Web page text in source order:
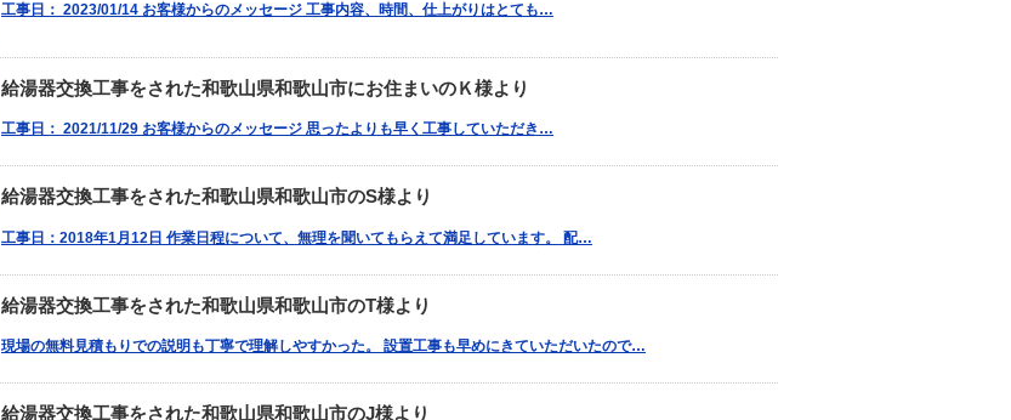
工事日： 2023/01/14 お客様からのメッセージ 工事内容、時間、仕上がりはとても…
給湯器交換工事をされた和歌山県和歌山市にお住まいのＫ様より
工事日： 2021/11/29 お客様からのメッセージ 思ったよりも早く工事していただき…
給湯器交換工事をされた和歌山県和歌山市のS様より
工事日：2018年1月12日 作業日程について、無理を聞いてもらえて満足しています。 配…
給湯器交換工事をされた和歌山県和歌山市のT様より
現場の無料見積もりでの説明も丁寧で理解しやすかった。 設置工事も早めにきていただいたので…
給湯器交換工事をされた和歌山県和歌山市のJ様より